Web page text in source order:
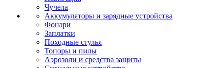
Чучела
Аккумуляторы и зарядные устройства
Фонари
Заплатки
Походные стулья
Топоры и пилы
Аэрозоли и средства защиты